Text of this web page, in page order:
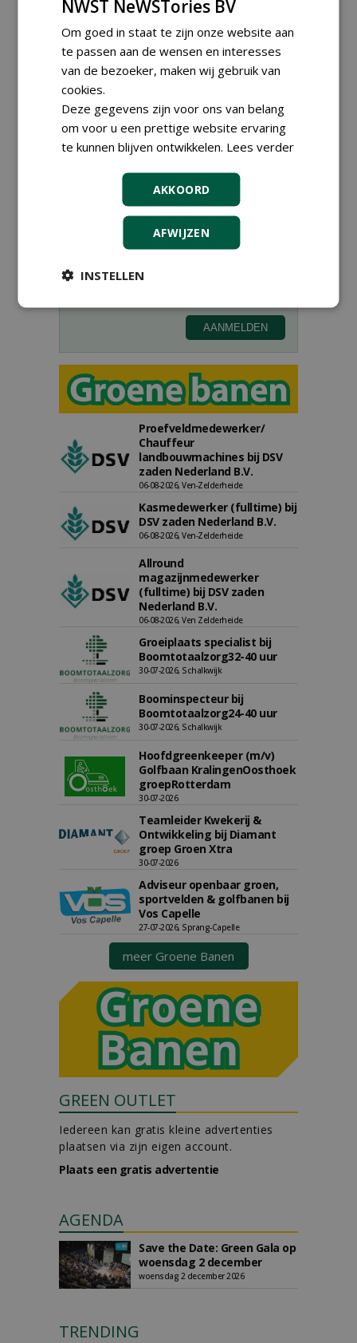
Meld je aan voor onze digitale
Proefveldmedewerker/
Chauffeur
landbouwmachines bij DSV
zaden Nederland B.V.
06-08-2026, Ven-Zelderheide
Kasmedewerker (fulltime) bij
DSV zaden Nederland B.V.
06-08-2026, Ven-Zelderheide
Allround
magazijnmedewerker
(fulltime) bij DSV zaden
Nederland B.V.
06-08-2026, Ven Zelderheide
Groeiplaats specialist bij
Boomtotaalzorg32-40 uur
30-07-2026, Schalkwijk
Boominspecteur bij
Boomtotaalzorg24-40 uur
30-07-2026, Schalkwijk
Hoofdgreenkeeper (m/v)
Golfbaan KralingenOosthoek
groepRotterdam
30-07-2026
Teamleider Kwekerij &
Ontwikkeling bij Diamant
groep Groen Xtra
30-07-2026
Adviseur openbaar groen,
sportvelden & golfbanen bij
Vos Capelle
27-07-2026, Sprang-Capelle
meer Groene Banen
GREEN OUTLET
Iedereen kan gratis kleine advertenties
plaatsen via zijn eigen account.
Plaats een gratis advertentie
AGENDA
Save the Date: Green Gala op
woensdag 2 december
woensdag 2 december 2026
TRENDING
NWST NeWSTories BV
Om goed in staat te zijn onze website aan
te passen aan de wensen en interesses
van de bezoeker, maken wij gebruik van
cookies.
Deze gegevens zijn voor ons van belang
om voor u een prettige website ervaring
te kunnen blijven ontwikkelen. Lees verder
AKKOORD
AFWIJZEN
INSTELLEN